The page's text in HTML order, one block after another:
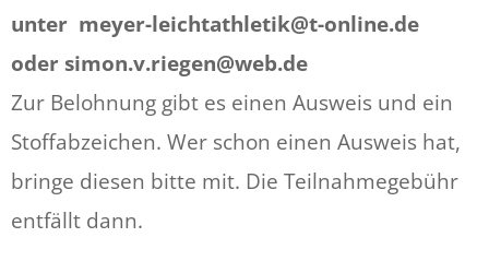
unter meyer-leichtathletik@t-online.de
oder simon.v.riegen@web.de
Zur Belohnung gibt es einen Ausweis und ein
Stoffabzeichen. Wer schon einen Ausweis hat,
bringe diesen bitte mit. Die Teilnahmegebühr
entfällt dann.